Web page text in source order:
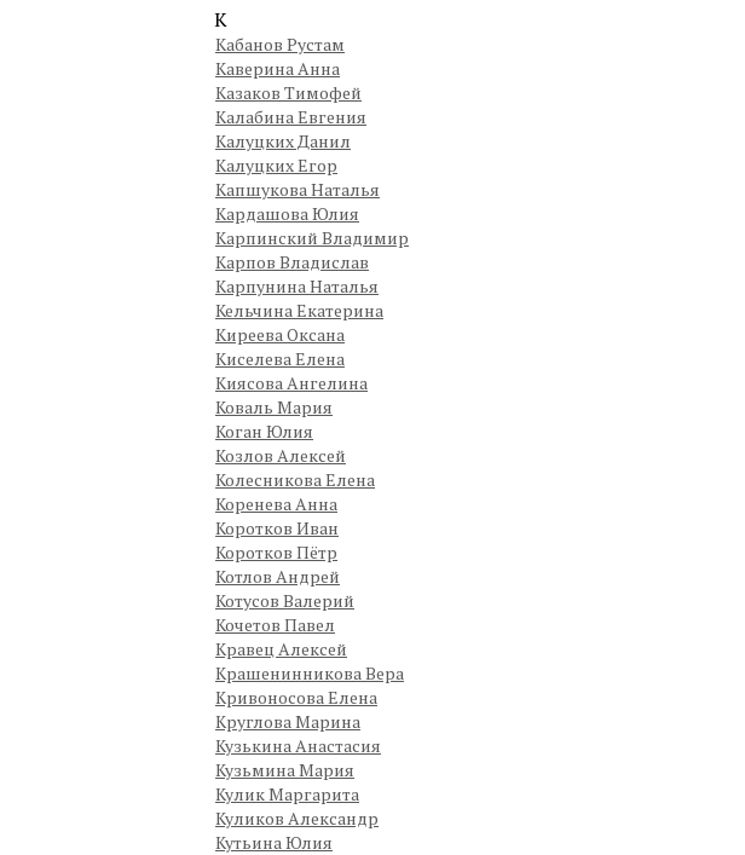
К
Кабанов Рустам
Каверина Анна
Казаков Тимофей
Калабина Евгения
Калуцких Данил
Калуцких Егор
Капшукова Наталья
Кардашова Юлия
Карпинский Владимир
Карпов Владислав
Карпунина Наталья
Кельчина Екатерина
Киреева Оксана
Киселева Елена
Киясова Ангелина
Коваль Мария
Коган Юлия
Козлов Алексей
Колесникова Елена
Коренева Анна
Коротков Иван
Коротков Пётр
Котлов Андрей
Котусов Валерий
Кочетов Павел
Кравец Алексей
Крашенинникова Вера
Кривоносова Елена
Круглова Марина
Кузькина Анастасия
Кузьмина Мария
Кулик Маргарита
Куликов Александр
Кутьина Юлия